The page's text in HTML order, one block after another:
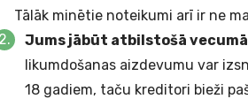
Tālāk minētie noteikumi arī ir ne
Jums jābūt atbilstošā vecumā
likumdošanas aizdevumu var
18 gadiem, taču kreditori bieži